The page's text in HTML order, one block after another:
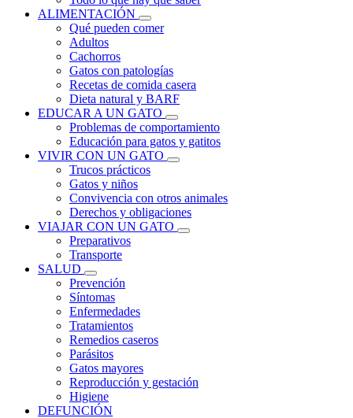
ALIMENTACIÓN
Qué pueden comer
Adultos
Cachorros
Gatos con patologías
Recetas de comida casera
Dieta natural y BARF
EDUCAR A UN GATO
Problemas de comportamiento
Educación para gatos y gatitos
VIVIR CON UN GATO
Trucos prácticos
Gatos y niños
Convivencia con otros animales
Derechos y obligaciones
VIAJAR CON UN GATO
Preparativos
Transporte
SALUD
Prevención
Síntomas
Enfermedades
Tratamientos
Remedios caseros
Parásitos
Gatos mayores
Reproducción y gestación
Higiene
DEFUNCIÓN